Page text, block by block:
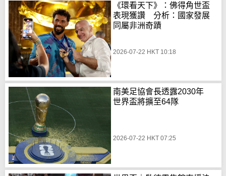
《環看天下》：佛得角世盃
表現獲讚 分析：國家發展
同屬非洲奇蹟
2026-07-22 HKT 10:18
南美足協會長透露2030年
世界盃將擴至64隊
2026-07-22 HKT 07:25